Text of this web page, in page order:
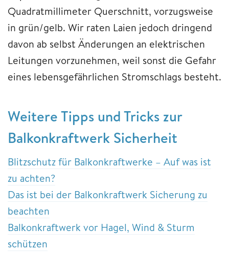
Quadratmillimeter Querschnitt, vorzugsweise
in grün/gelb. Wir raten Laien jedoch dringend
davon ab selbst Änderungen an elektrischen
Leitungen vorzunehmen, weil sonst die Gefahr
eines lebensgefährlichen Stromschlags besteht.
Weitere Tipps und Tricks zur
Balkonkraftwerk Sicherheit
Blitzschutz für Balkonkraftwerke – Auf was ist
zu achten?
Das ist bei der Balkonkraftwerk Sicherung zu
beachten
Balkonkraftwerk vor Hagel, Wind & Sturm
schützen